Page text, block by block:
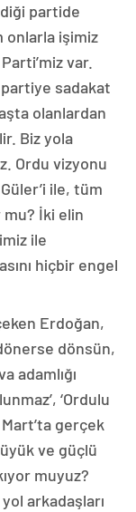
partide
onlarla işimiz
var.
sadakat
olanlardan
Biz yola
Ordu vizyonu
ile, tüm
İki elin
ile
hiçbir engel
Erdoğan,
dönsün,
adamlığı
‘Ordulu
gerçek
ve güçlü
muyuz?
arkadaşları